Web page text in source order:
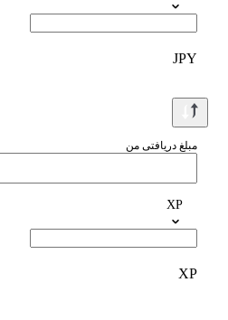
JPY
مبلغ دریافتی من
XP
XP